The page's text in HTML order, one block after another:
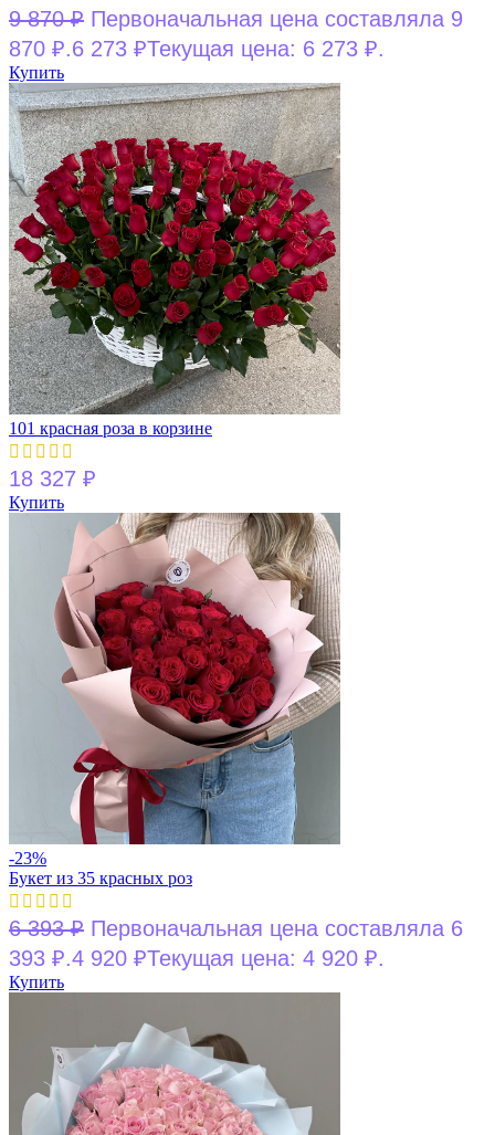
9 870₽ Первоначальная цена составляла 9
870 ₽.6 273 ₽Текущая цена: 6 273 ₽.
Купить
101 красная роза в корзине
18 327 ₽
Купить
-23%
Букет из 35 красных роз
6 393₽ Первоначальная цена составляла 6
393 ₽.4 920 ₽Текущая цена: 4 920 ₽.
Купить